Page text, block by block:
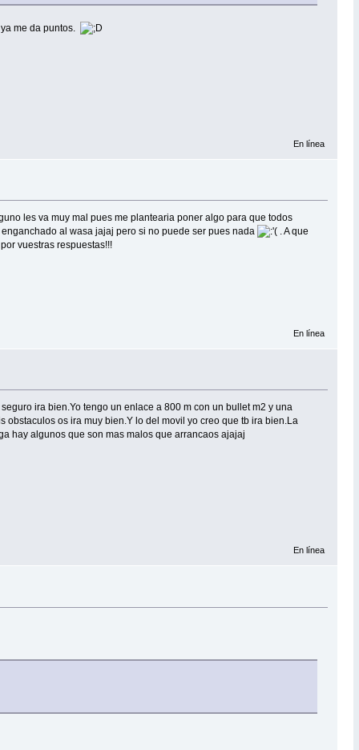
me da puntos.
En línea
les va muy mal pues me plantearia poner algo para que todos
al wasa jajaj pero si no puede ser pues nada
. A que
vuestras respuestas!!!
En línea
ira bien.Yo tengo un enlace a 800 m con un bullet m2 y una
os ira muy bien.Y lo del movil yo creo que tb ira bien.La
hay algunos que son mas malos que arrancaos ajajaj
En línea